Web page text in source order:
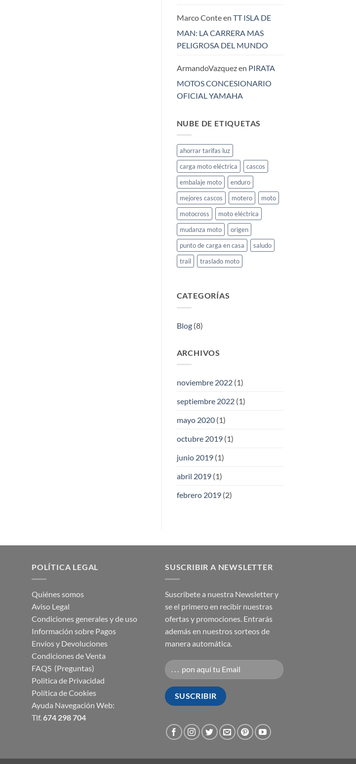
Marco Conteen TT ISLA DE
MAN: LA CARRERA MAS
PELIGROSA DEL MUNDO
ArmandoVazquezen PIRATA
MOTOS CONCESIONARIO
OFICIAL YAMAHA
NUBE DE ETIQUETAS
ahorrar tarifas luz
carga moto eléctrica
cascos
embalaje moto
enduro
mejores cascos
motero
moto
motocross
moto eléctrica
mudanza moto
origen
punto de carga en casa
saludo
trail
traslado moto
CATEGORÍAS
Blog(8)
ARCHIVOS
noviembre 2022(1)
septiembre 2022(1)
mayo 2020(1)
octubre 2019(1)
junio 2019(1)
abril 2019(1)
febrero 2019(2)
POLÍTICA LEGAL
Quiénes somos
Aviso Legal
Condiciones generales y de uso
Información sobre Pagos
Envíos y Devoluciones
Condiciones de Venta
FAQS (Preguntas)
Politica de Privacidad
Política de Cookies
Ayuda Navegación Web:
Tlf.674 298 704
SUSCRIBIR A NEWSLETTER
Suscribete a nuestra Newsletter y
se el primero en recibir nuestras
ofertas y promociones. Entrarás
además en nuestros sorteos de
manera automática.